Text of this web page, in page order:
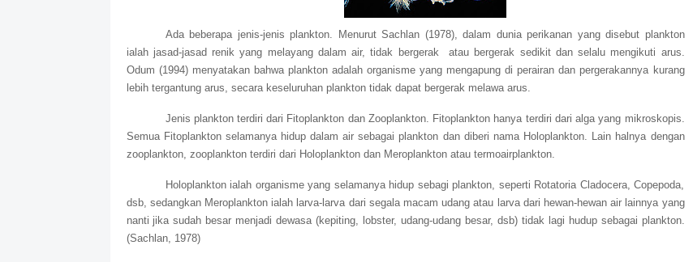
Ada beberapa jenis-jenis plankton. Menurut Sachlan (1978), dalam dunia perikanan yang disebut plankton
ialah jasad-jasad renik yang melayang dalam air, tidak bergerak
atau bergerak sedikit dan selalu mengikuti arus.
Odum (1994) menyatakan bahwa plankton adalah organisme yang mengapung di perairan dan pergerakannya kurang
lebih tergantung arus, secara keseluruhan plankton tidak dapat bergerak melawa arus.
Jenis plankton terdiri dari Fitoplankton dan Zooplankton. Fitoplankton hanya terdiri dari alga yang mikroskopis.
Semua Fitoplankton selamanya hidup dalam air sebagai plankton dan diberi nama Holoplankton. Lain halnya dengan
zooplankton, zooplankton terdiri dari Holoplankton dan Meroplankton atau termoairplankton.
Holoplankton ialah organisme yang selamanya hidup sebagi plankton, seperti Rotatoria Cladocera, Copepoda,
dsb, sedangkan Meroplankton ialah larva-larva dari segala macam udang atau larva dari hewan-hewan air lainnya yang
nanti jika sudah besar menjadi dewasa (kepiting, lobster, udang-udang besar, dsb) tidak lagi hudup sebagai plankton.
(Sachlan, 1978)